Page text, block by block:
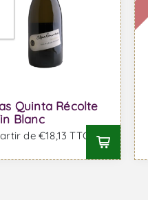
Quinta Récolte
Blanc
de €18,13 TTC